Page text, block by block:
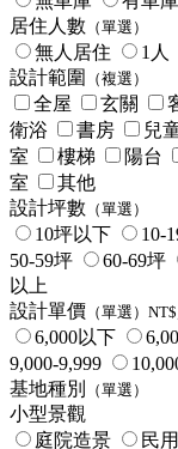
居住人數 （單選）
無人居住 1人
設計範圍
（複選）
全屋 玄關
衛浴
書房 兒
室
樓梯 陽台
室
其他
設計坪數 （單選）
10坪以下 10-
50-59坪
60-69坪
以上
設計單價 （單選）
6,000以下
9,000-9,999
基地種別
（單選）
小型景觀
庭院造景
民